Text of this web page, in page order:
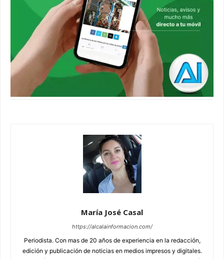
María José Casal
https://alcalainformacion.com/
Periodista. Con mas de 20 años de experiencia en la redacción,
edición y publicación de noticias en medios impresos y digitales.